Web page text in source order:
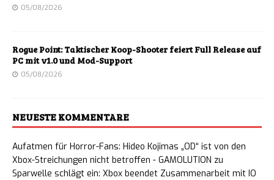
05/08/2026
Rogue Point: Taktischer Koop-Shooter feiert Full Release auf
PC mit v1.0 und Mod-Support
05/08/2026
NEUESTE KOMMENTARE
Aufatmen für Horror-Fans: Hideo Kojimas „OD“ ist von den
Xbox-Streichungen nicht betroffen - GAMOLUTION zu
Sparwelle schlägt ein: Xbox beendet Zusammenarbeit mit IO